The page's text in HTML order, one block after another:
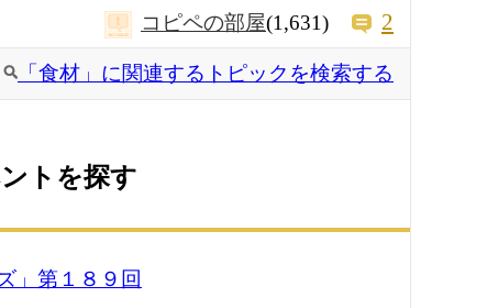
コピペの部屋(1,631) 2
「食材」に関連するトピックを検索する
トを探す
」第１８９回